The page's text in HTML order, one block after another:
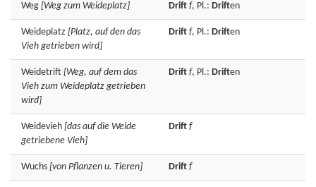
Weg [Weg zum Weideplatz] Drift f, Pl.: Driften
Weideplatz [Platz, auf den das
Vieh getrieben wird]
Drift f, Pl.: Driften
Weidetrift [Weg, auf dem das
Vieh zum Weideplatz getrieben
wird]
Drift f, Pl.: Driften
Weidevieh [das auf die Weide
getriebene Vieh]
Drift f
Wuchs [von Pflanzen u. Tieren] Drift f